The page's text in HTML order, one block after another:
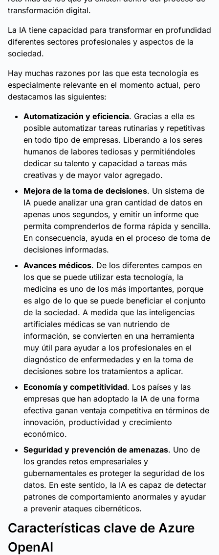
transformación digital.
La IA tiene capacidad para transformar en profundidad
diferentes sectores profesionales y aspectos de la
sociedad.
Hay muchas razones por las que esta tecnología es
especialmente relevante en el momento actual, pero
destacamos las siguientes:
Automatización y eficiencia. Gracias a ella es
posible automatizar tareas rutinarias y repetitivas
en todo tipo de empresas. Liberando a los seres
humanos de labores tediosas y permitiéndoles
dedicar su talento y capacidad a tareas más
creativas y de mayor valor agregado.
Mejora de la toma de decisiones. Un sistema de
IA puede analizar una gran cantidad de datos en
apenas unos segundos, y emitir un informe que
permita comprenderlos de forma rápida y sencilla.
En consecuencia, ayuda en el proceso de toma de
decisiones informadas.
Avances médicos. De los diferentes campos en
los que se puede utilizar esta tecnología, la
medicina es uno de los más importantes, porque
es algo de lo que se puede beneficiar el conjunto
de la sociedad. A medida que las inteligencias
artificiales médicas se van nutriendo de
información, se convierten en una herramienta
muy útil para ayudar a los profesionales en el
diagnóstico de enfermedades y en la toma de
decisiones sobre los tratamientos a aplicar.
Economía y competitividad. Los países y las
empresas que han adoptado la IA de una forma
efectiva ganan ventaja competitiva en términos de
innovación, productividad y crecimiento
económico.
Seguridad y prevención de amenazas. Uno de
los grandes retos empresariales y
gubernamentales es proteger la seguridad de los
datos. En este sentido, la IA es capaz de detectar
patrones de comportamiento anormales y ayudar
a prevenir ataques cibernéticos.
Características clave de Azure
OpenAI